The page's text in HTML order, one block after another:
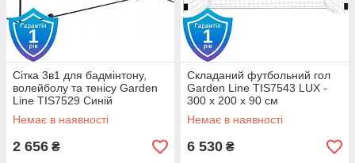
Сітка 3в1 для бадмінтону,
волейболу та тенісу Garden
Line TIS7529 Синій
Немає в наявності
2 656 ₴
Складаний футбольний гол
Garden Line TIS7543 LUX -
300 x 200 x 90 см
Немає в наявності
6 530 ₴